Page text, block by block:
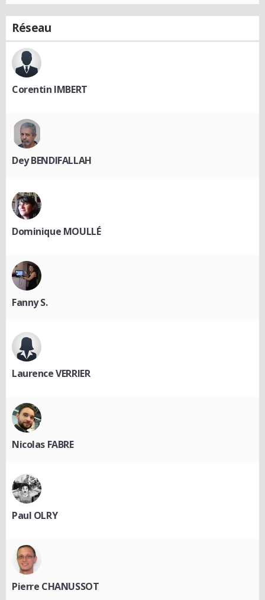
Réseau
Corentin IMBERT
Dey BENDIFALLAH
Dominique MOULLÉ
Fanny S.
Laurence VERRIER
Nicolas FABRE
Paul OLRY
Pierre CHANUSSOT